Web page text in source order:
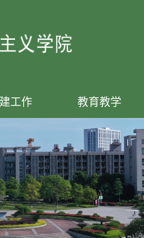
工作 教育教学